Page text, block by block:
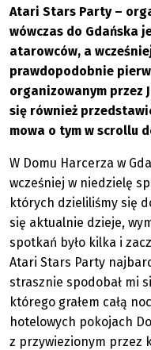
Atari Stars Party –
wówczas do Gdańska
atarowców, a
prawdopodobnie
organizowanym przez
się również
mowa o tym w scrollu
W Domu Harcerza w
wcześniej w niedzielę
których dzieliliśmy się
się aktualnie dzieje,
spotkań było kilka i
Atari Stars Party
strasznie spodobał mi
którego grałem całą
hotelowych pokojach
z przywiezionym przez